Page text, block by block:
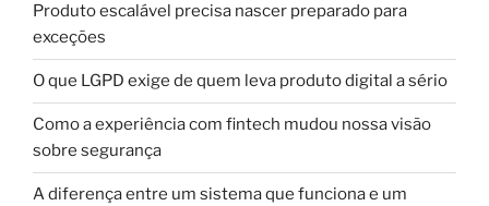
Produto escalável precisa nascer preparado para
exceções
O que LGPD exige de quem leva produto digital a sério
Como a experiência com fintech mudou nossa visão
sobre segurança
A diferença entre um sistema que funciona e um